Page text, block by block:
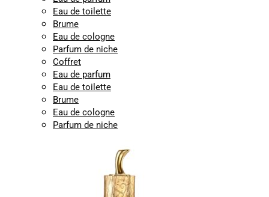
Eau de toilette
Brume
Eau de cologne
Parfum de niche
Coffret
Eau de parfum
Eau de toilette
Brume
Eau de cologne
Parfum de niche